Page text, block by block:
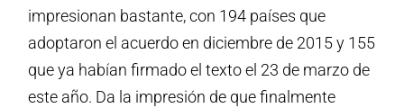
impresionan bastante, con 194 países que
adoptaron el acuerdo en diciembre de 2015 y 155
que ya habían firmado el texto el 23 de marzo de
este año. Da la impresión de que finalmente